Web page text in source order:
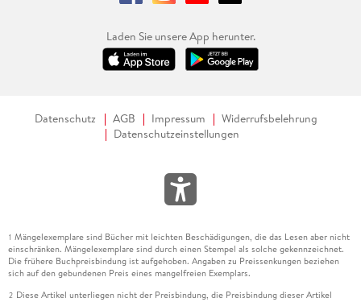
Laden Sie unsere App herunter.
Datenschutz AGB Impressum
Widerrufsbelehrung
Datenschutzeinstellungen
1 Mängelexemplare sind Bücher mit leichten Beschädigungen, die das Lesen aber nicht
einschränken. Mängelexemplare sind durch einen Stempel als solche gekennzeichnet.
Die frühere Buchpreisbindung ist aufgehoben. Angaben zu Preissenkungen beziehen
sich auf den gebundenen Preis eines mangelfreien Exemplars.
2 Diese Artikel unterliegen nicht der Preisbindung, die Preisbindung dieser Artikel